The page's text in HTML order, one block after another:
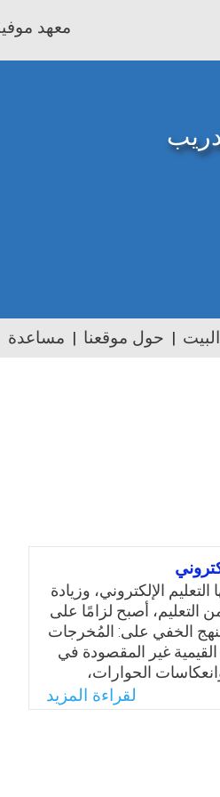
معهد
حول موقعنا مساعدة
الإلكتروني، وزيادة
التعليم، أصبح لزامًا على
الخفي على: المُخرجات
القيمية غير المقصودة في
الحوارات،
المعلمون أثناء
التشعيبية
لقراءة المزيد